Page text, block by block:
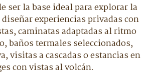
ser la base ideal para explorar la
experiencias privadas con
caminatas adaptadas al ritmo
baños termales seleccionados,
visitas a cascadas o estancias en
con vistas al volcán.